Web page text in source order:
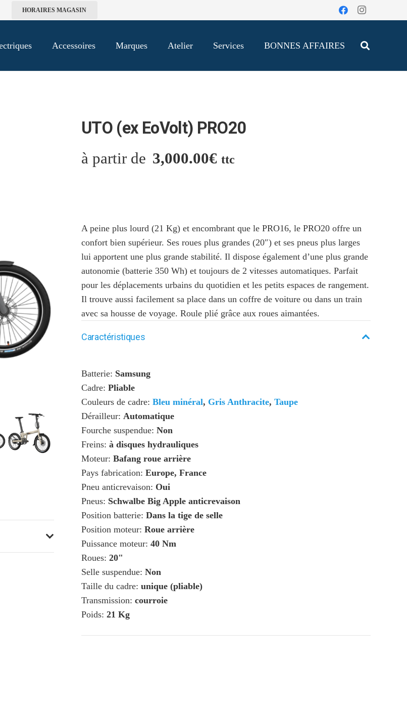
HORAIRES MAGASIN
Accessoires Marques Atelier Services BONNES AFFAIRES
UTO (ex EoVolt) PRO20
3,000.00€ ttc
A peine plus lourd (21 Kg) et encombrant que le PRO16, le PRO20 offre un
confort bien supérieur. Ses roues plus grandes (20″) et ses pneus plus larges
lui apportent une plus grande stabilité. Il dispose également d’une plus grande
autonomie (batterie 350 Wh) et toujours de 2 vitesses automatiques. Parfait
pour les déplacements urbains du quotidien et les petits espaces de rangement.
Il trouve aussi facilement sa place dans un coffre de voiture ou dans un train
avec sa housse de voyage. Roule plié grâce aux roues aimantées.
Caractéristiques
Batterie: Samsung
Cadre: Pliable
Couleurs de cadre: Bleu minéral, Gris Anthracite, Taupe
Dérailleur: Automatique
Fourche suspendue: Non
Freins: à disques hydrauliques
Moteur: Bafang roue arrière
Pays fabrication: Europe, France
Pneu anticrevaison: Oui
Pneus: Schwalbe Big Apple anticrevaison
Position batterie: Dans la tige de selle
Position moteur: Roue arrière
Puissance moteur: 40 Nm
Roues: 20"
Selle suspendue: Non
Taille du cadre: unique (pliable)
Transmission: courroie
Poids: 21 Kg